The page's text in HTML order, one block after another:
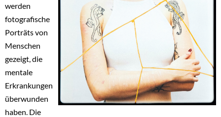
werden
fotografische
Porträts von
Menschen
gezeigt, die
mentale
Erkrankungen
überwunden
haben. Die